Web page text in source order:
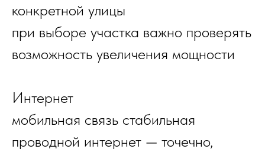
конкретной улицы
при выборе участка важно проверять
возможность увеличения мощности
Интернет
мобильная связь стабильная
проводной интернет — точечно,